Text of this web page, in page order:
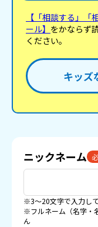
【「相談する」
ール】 をかならず
ください。
キッズ
ニックネーム
※3〜20文字で入力し
※フルネーム（名字・
ん